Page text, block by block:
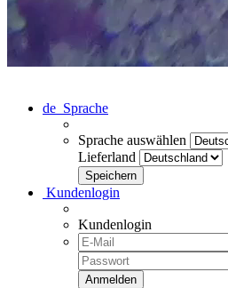
de Sprache
Sprache auswählen
Lieferland
Kundenlogin
Kundenlogin